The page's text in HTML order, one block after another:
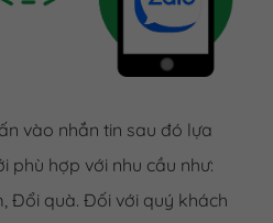
vào nhắn tin sau đó lựa
phù hợp với nhu cầu như:
Đổi quà. Đối với quý khách